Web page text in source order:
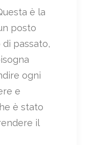
è la
posto
passato,
ogni
e
è stato
il